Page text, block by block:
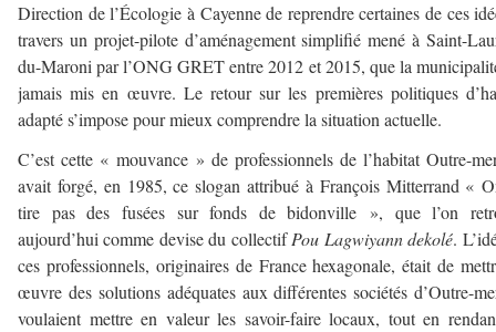
Direction de l’Écologie à Cayenne de reprendre certaines de ces
travers un projet-pilote d’aménagement simplifié mené à Saint-
du-Maroni par l’ONG GRET entre 2012 et 2015, que la
jamais mis en œuvre. Le retour sur les premières politiques
adapté s’impose pour mieux comprendre la situation actuelle.
C’est cette « mouvance » de professionnels de l’habitat Outre-
avait forgé, en 1985, ce slogan attribué à François Mitterrand «
tire pas des fusées sur fonds de bidonville », que l’on
aujourd’hui comme devise du collectifPou Lagwiyann dekolé.
ces professionnels, originaires de France hexagonale, était de
œuvre des solutions adéquates aux différentes sociétés d’Outre-
voulaient mettre en valeur les savoir-faire locaux, tout en